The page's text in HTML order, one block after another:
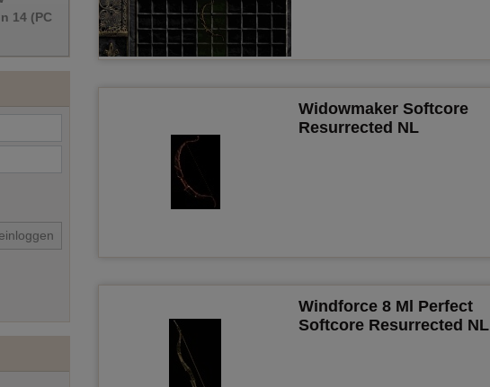
14 (PC
einloggen
Widowmaker Softcore
Resurrected NL
Windforce 8 Ml Perfect
Softcore Resurrected NL